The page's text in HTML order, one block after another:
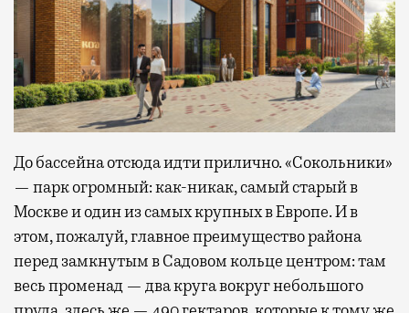
До бассейна отсюда идти прилично. «Сокольники»
— парк огромный: как-никак, самый старый в
Москве и один из самых крупных в Европе. И в
этом, пожалуй, главное преимущество района
перед замкнутым в Садовом кольце центром: там
весь променад — два круга вокруг небольшого